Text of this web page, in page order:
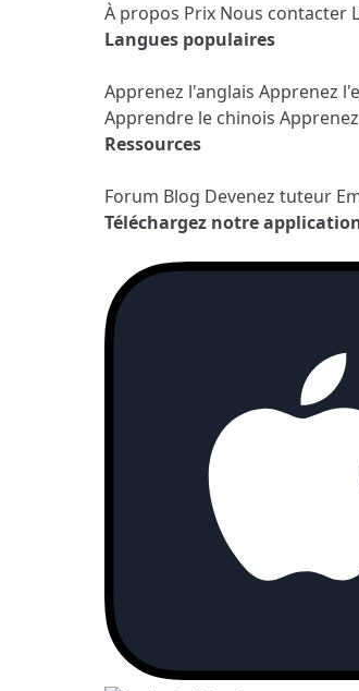
À propos Prix Nous contacter
Langues populaires
Apprenez l'anglais Apprenez
Apprendre le chinois
Ressources
Forum Blog Devenez tuteur
Téléchargez notre